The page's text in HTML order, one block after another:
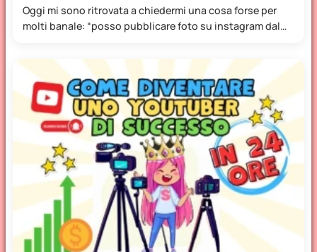
Oggi mi sono ritrovata a chiedermi una cosa forse per
molti banale: “posso pubblicare foto su instagram dal…